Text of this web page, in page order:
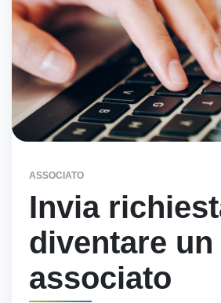
ASSOCIATO
Invia
diventare un
associato